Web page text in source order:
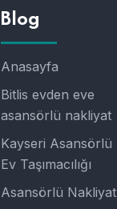
Blog
Anasayfa
Bitlis evden eve
asansörlü nakliyat
Kayseri Asansörlü
Ev Taşımacılığı
Asansörlü Nakliyat